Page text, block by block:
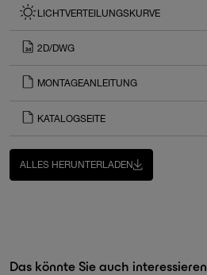
LICHTVERTEILUNGSKURVE
2D/DWG
MONTAGEANLEITUNG
KATALOGSEITE
ALLES HERUNTERLADEN
Das könnte Sie auch interessieren